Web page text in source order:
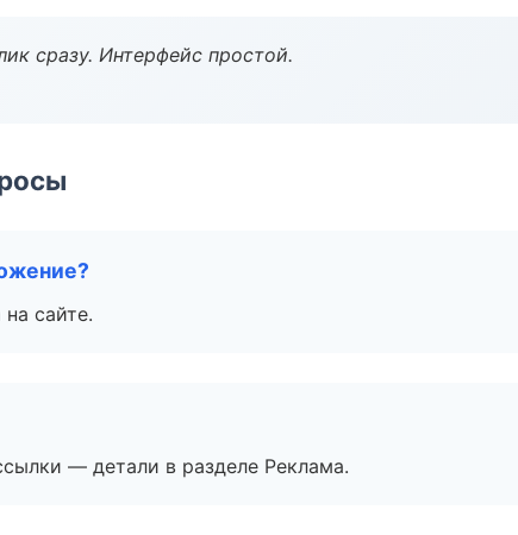
сразу. Интерфейс простой.
сайте.
— детали в разделе Реклама.